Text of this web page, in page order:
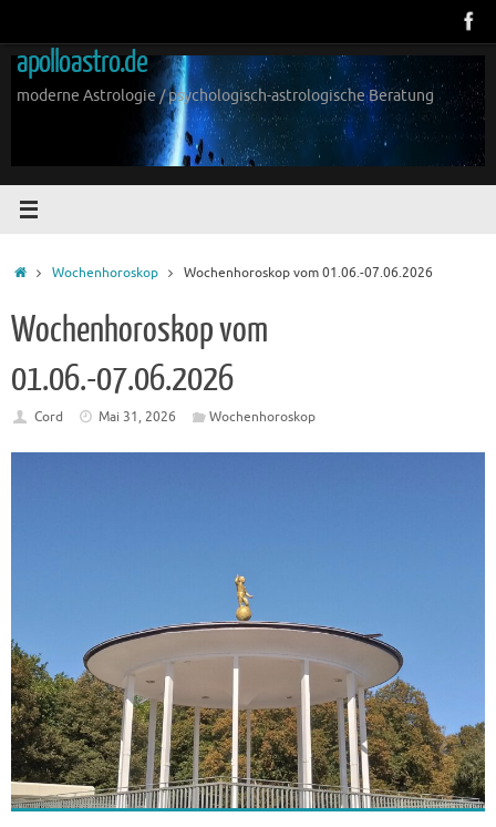
springen
apolloastro.de
moderne Astrologie / psychologisch-astrologische Beratung
StartWochenhoroskop Wochenhoroskop vom 01.06.-07.06.2026
Wochenhoroskop vom
01.06.-07.06.2026
Cord Mai 31, 2026 Wochenhoroskop